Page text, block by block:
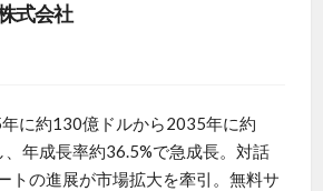
式会社
に約130億ドルから2035年に約
年成長率約36.5%で急成長。対話
トの進展が市場拡大を牽引。無料サ